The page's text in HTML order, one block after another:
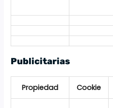
Publicitarias
Propiedad Cookie